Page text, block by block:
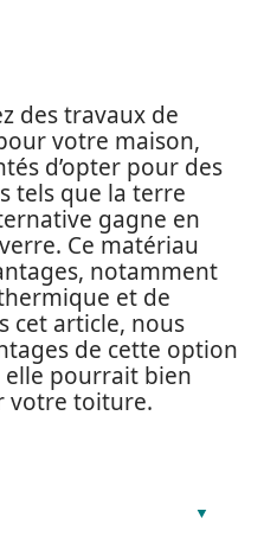
des travaux de
votre maison,
d’opter pour des
tels que la terre
gagne en
Ce matériau
notamment
et de
cet article, nous
de cette option
pourrait bien
votre toiture.